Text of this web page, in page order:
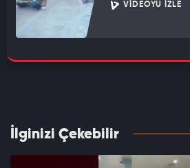
VIDEOYU İZLE
İlginizi Çekebilir